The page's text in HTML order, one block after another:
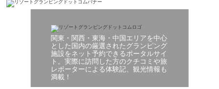
関東・関西・東海・中国エリアを中心
とした国内の厳選されたグランピング
施設をネット予約できるポータルサイ
ト。実際に訪問した方のクチコミや旅
レポーターによる体験記、観光情報も
満載！